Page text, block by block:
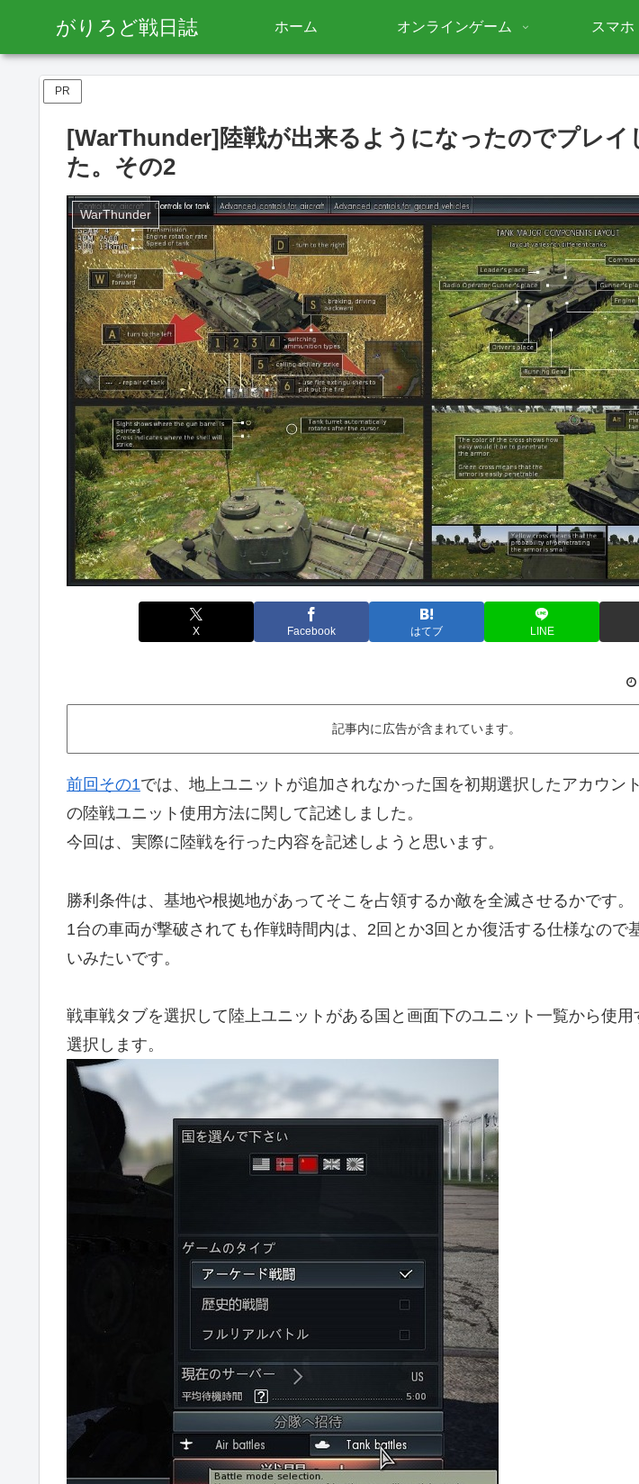
がりろど戦日誌 ホーム オンラインゲーム スマホ
PR
[WarThunder]陸戦が出来るようになったのでプレイ
た。その2
WarThunder
X Facebook はてブ LINE
記事内に広告が含まれています。
前回その1では、地上ユニットが追加されなかった国を初期選択したアカウン
の陸戦ユニット使用方法に関して記述しました。
今回は、実際に陸戦を行った内容を記述しようと思います。
勝利条件は、基地や根拠地があってそこを占領するか敵を全滅させるかです。
1台の車両が撃破されても作戦時間内は、2回とか3回とか復活する仕様なので
いみたいです。
戦車戦タブを選択して陸上ユニットがある国と画面下のユニット一覧から使用
選択します。